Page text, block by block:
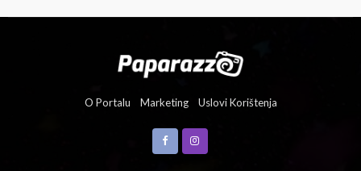
O Portalu Marketing Uslovi Korištenja